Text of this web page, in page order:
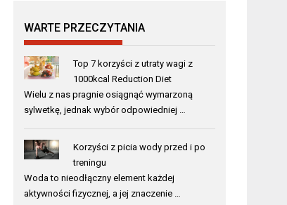
WARTE PRZECZYTANIA
Top 7 korzyści z utraty wagi z
1000kcal Reduction Diet
Wielu z nas pragnie osiągnąć wymarzoną
sylwetkę, jednak wybór odpowiedniej …
Korzyści z picia wody przed i po
treningu
Woda to nieodłączny element każdej
aktywności fizycznej, a jej znaczenie …